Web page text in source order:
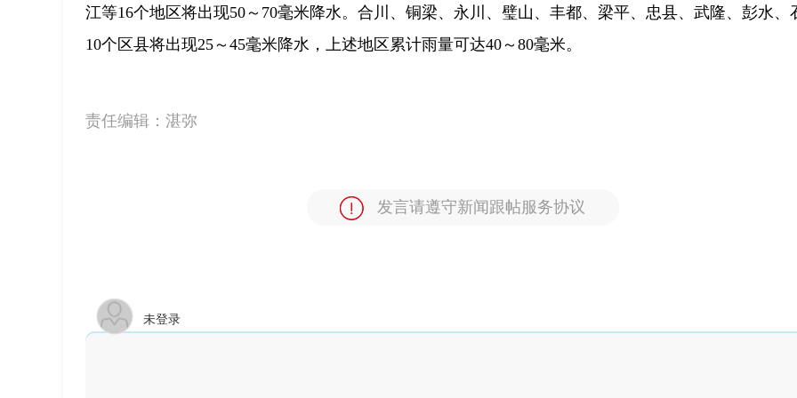
江等16个地区将出现50～70毫米降水。合川、铜梁、永川、璧山、丰都、梁平、忠县、武隆、彭水、
10个区县将出现25～45毫米降水，上述地区累计雨量可达40～80毫米。
责任编辑： 湛弥
发言请遵守新闻跟帖服务协议
未登录